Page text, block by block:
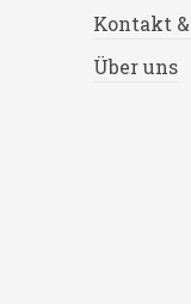
Kontakt
Über uns